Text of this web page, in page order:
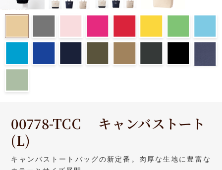
00778-TCC キャンバストート
(L)
キャンバストートバッグの新定番。肉厚な生地に豊富な